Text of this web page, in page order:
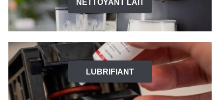
NETTOYANT LAIT
LUBRIFIANT